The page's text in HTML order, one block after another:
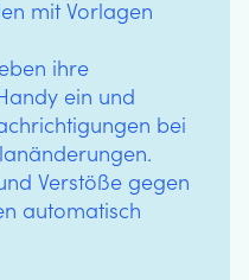
mit Vorlagen
ihre
ein und
bei
Verstöße gegen
automatisch